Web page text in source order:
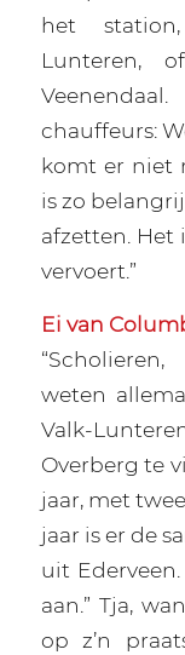
het
Lunteren,
chauffeurs:
komt er niet
is zo
afzetten. Het
vervoert.”
Ei van
weten
Valk-
Overberg te
jaar, met
jaar is er de
uit
aan.” Tja,
op z’n